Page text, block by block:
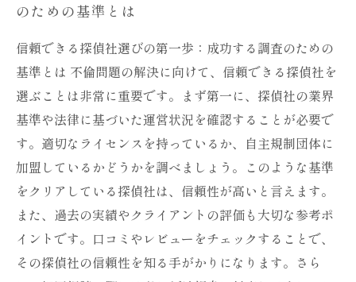
不倫調査を成功させるために：探偵社選びの重
要性
信頼のおける探偵社の特徴と選び方：あなたの
不安を解消するために
安心して依頼できる探偵社を導く：信頼構築の
ための最終チェックリスト
のための基準とは
信頼できる探偵社選びの第一歩：成功する調査のための
基準とは 不倫問題の解決に向けて、信頼できる探偵社を
選ぶことは非常に重要です。まず第一に、探偵社の業界
基準や法律に基づいた運営状況を確認することが必要で
す。適切なライセンスを持っているか、自主規制団体に
加盟しているかどうかを調べましょう。このような基準
をクリアしている探偵社は、信頼性が高いと言えます。
また、過去の実績やクライアントの評価も大切な参考ポ
イントです。口コミやレビューをチェックすることで、
その探偵社の信頼性を知る手がかりになります。さら